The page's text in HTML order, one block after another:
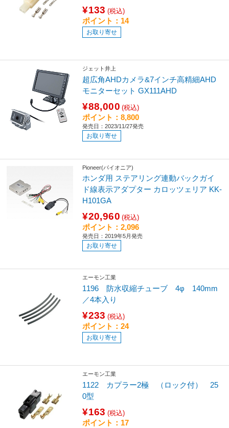
¥133 (税込)
ポイント：14
お取り寄せ
ジェット井上
超広角AHDカメラ&7インチ高精細AHD
モニターセット GX111AHD
¥88,000 (税込)
ポイント：8,800
発売日：2023/11/27発売
お取り寄せ
Pioneer(パイオニア)
ホンダ用 ステアリング連動バックガイ
ド線表示アダプター カロッツェリア KK-
H101GA
¥20,960 (税込)
ポイント：2,096
発売日：2019年5月発売
お取り寄せ
エーモン工業
1196 防水収縮チューブ 4φ 140mm
／4本入り
¥233 (税込)
ポイント：24
お取り寄せ
エーモン工業
1122 カプラー2極 （ロック付） 25
0型
¥163 (税込)
ポイント：17